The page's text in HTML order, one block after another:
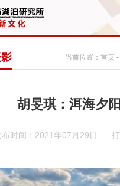
当前位置： 首页 -
胡旻琪：洱海夕阳
布时间：2021年07月29日